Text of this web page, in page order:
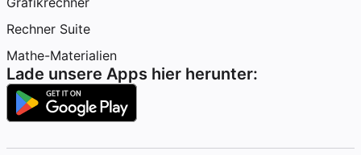
Rechner Suite
Mathe-Materialien
Lade unsere Apps hier herunter: